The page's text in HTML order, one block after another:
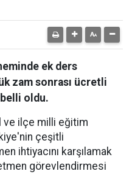
ek ders
zam sonrası ücretli
oldu.
ve ilçe milli eğitim
çeşitli
ihtiyacını karşılamak
görevlendirmesi